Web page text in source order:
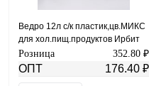
Ведро 12л с/к пластик,цв.МИКС
для хол.пищ.продуктов Ирбит
Розница 352.80 ₽
ОПТ 176.40 ₽